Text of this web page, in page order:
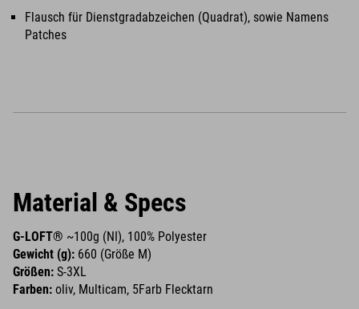
Flausch für Dienstgradabzeichen (Quadrat), sowie Namens
Patches
Material & Specs
G-LOFT® ~100g (NI), 100% Polyester
Gewicht (g): 660 (Größe M)
Größen: S-3XL
Farben: oliv, Multicam, 5Farb Flecktarn